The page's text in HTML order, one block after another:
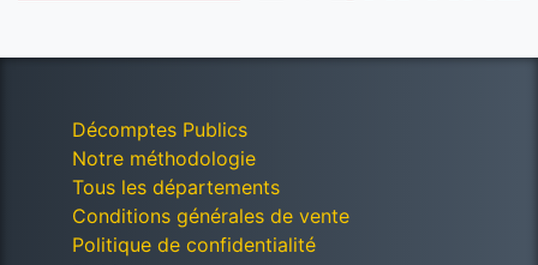
Décomptes Publics
Notre méthodologie
Tous les départements
Conditions générales de vente
Politique de confidentialité